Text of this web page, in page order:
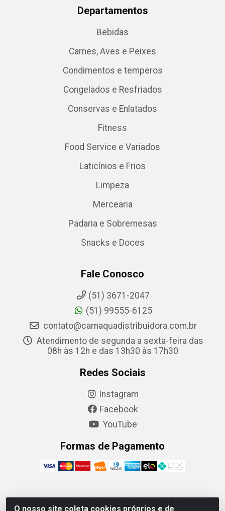
O nosso site coleta cookies próprios e de
Departamentos
Bebidas
Carnes, Aves e Peixes
Condimentos e temperos
Congelados e Resfriados
Conservas e Enlatados
Fitness
Food Service e Variados
Laticínios e Frios
Limpeza
Mercearia
Padaria e Sobremesas
Snacks e Doces
Fale Conosco
(51) 3671-2047
(51) 99555-6125
contato@camaquadistribuidora.com.br
Atendimento de segunda a sexta-feira das
08h às 12h e das 13h30 às 17h30
Redes Sociais
Instagram
Facebook
YouTube
Formas de Pagamento
Camaquã Distribuidora Ltda - Avenida Conego Luiz W